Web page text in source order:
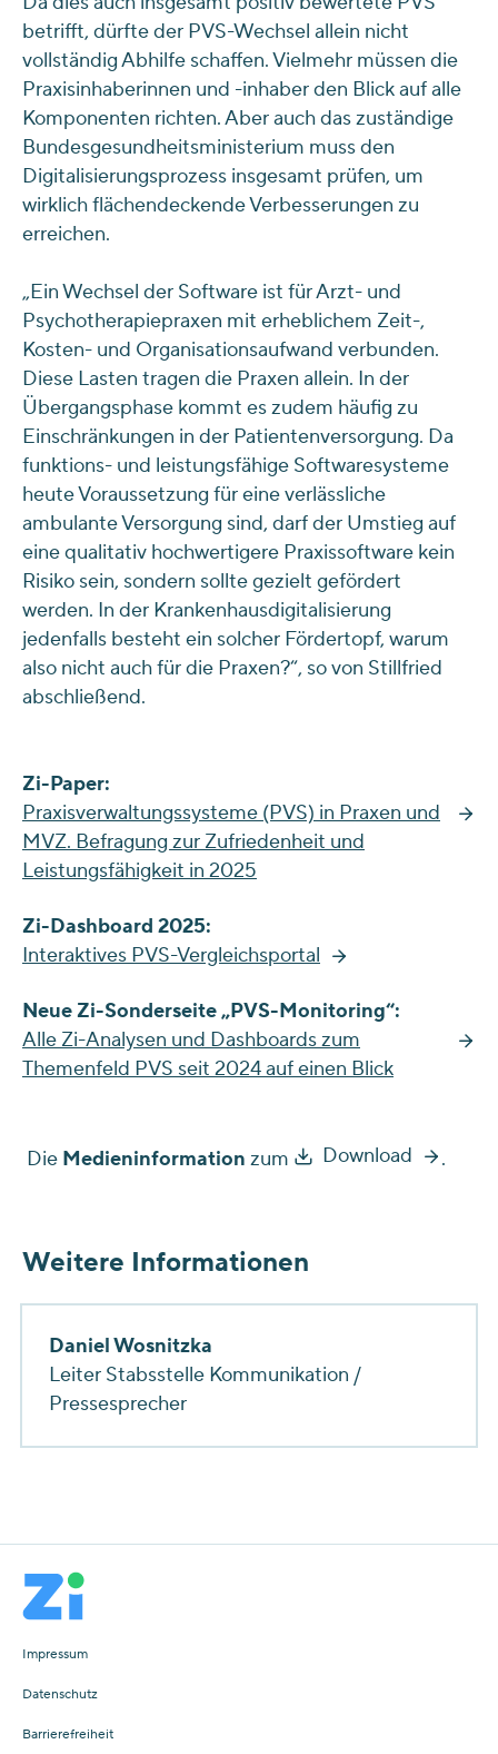
betrifft, dürfte der PVS-Wechsel allein nicht
vollständig Abhilfe schaffen. Vielmehr müssen die
Praxisinhaberinnen und -inhaber den Blick auf alle
Komponenten richten. Aber auch das zuständige
Bundesgesundheitsministerium muss den
Digitalisierungsprozess insgesamt prüfen, um
wirklich flächendeckende Verbesserungen zu
erreichen.
„Ein Wechsel der Software ist für Arzt- und
Psychotherapiepraxen mit erheblichem Zeit-,
Kosten- und Organisationsaufwand verbunden.
Diese Lasten tragen die Praxen allein. In der
Übergangsphase kommt es zudem häufig zu
Einschränkungen in der Patientenversorgung. Da
funktions- und leistungsfähige Softwaresysteme
heute Voraussetzung für eine verlässliche
ambulante Versorgung sind, darf der Umstieg auf
eine qualitativ hochwertigere Praxissoftware kein
Risiko sein, sondern sollte gezielt gefördert
werden. In der Krankenhausdigitalisierung
jedenfalls besteht ein solcher Fördertopf, warum
also nicht auch für die Praxen?“, so von Stillfried
abschließend.
Zi-Paper:
Praxisverwaltungssysteme (PVS) in Praxen und
MVZ. Befragung zur Zufriedenheit und
Leistungsfähigkeit in 2025
Zi-Dashboard 2025:
Interaktives PVS-Vergleichsportal
Neue Zi-Sonderseite „PVS-Monitoring“:
Alle Zi-Analysen und Dashboards zum
Themenfeld PVS seit 2024 auf einen Blick
Die Medieninformation zum Download .
Weitere Informationen
Daniel Wosnitzka
Leiter Stabsstelle Kommunikation /
Pressesprecher
Impressum
Datenschutz
Barrierefreiheit